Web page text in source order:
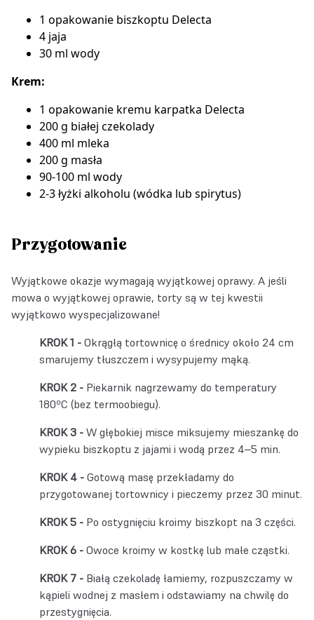
1 opakowanie biszkoptu Delecta
4 jaja
30 ml wody
Krem:
1 opakowanie kremu karpatka Delecta
200 g białej czekolady
400 ml mleka
200 g masła
90-100 ml wody
2-3 łyżki alkoholu (wódka lub spirytus)
Przygotowanie
Wyjątkowe okazje wymagają wyjątkowej oprawy. A jeśli
mowa o wyjątkowej oprawie, torty są w tej kwestii
wyjątkowo wyspecjalizowane!
Okrągłą tortownicę o średnicy około 24 cm
smarujemy tłuszczem i wysypujemy mąką.
Piekarnik nagrzewamy do temperatury
180⁰C (bez termoobiegu).
W głębokiej misce miksujemy mieszankę do
wypieku biszkoptu z jajami i wodą przez 4‒5 min.
Gotową masę przekładamy do
przygotowanej tortownicy i pieczemy przez 30 minut.
Po ostygnięciu kroimy biszkopt na 3 części.
Owoce kroimy w kostkę lub małe cząstki.
Białą czekoladę łamiemy, rozpuszczamy w
kąpieli wodnej z masłem i odstawiamy na chwilę do
przestygnięcia.